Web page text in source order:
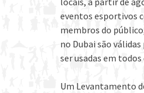
eventos esportivos
membros do
no Dubai são
ser usadas em
Um Levantamento